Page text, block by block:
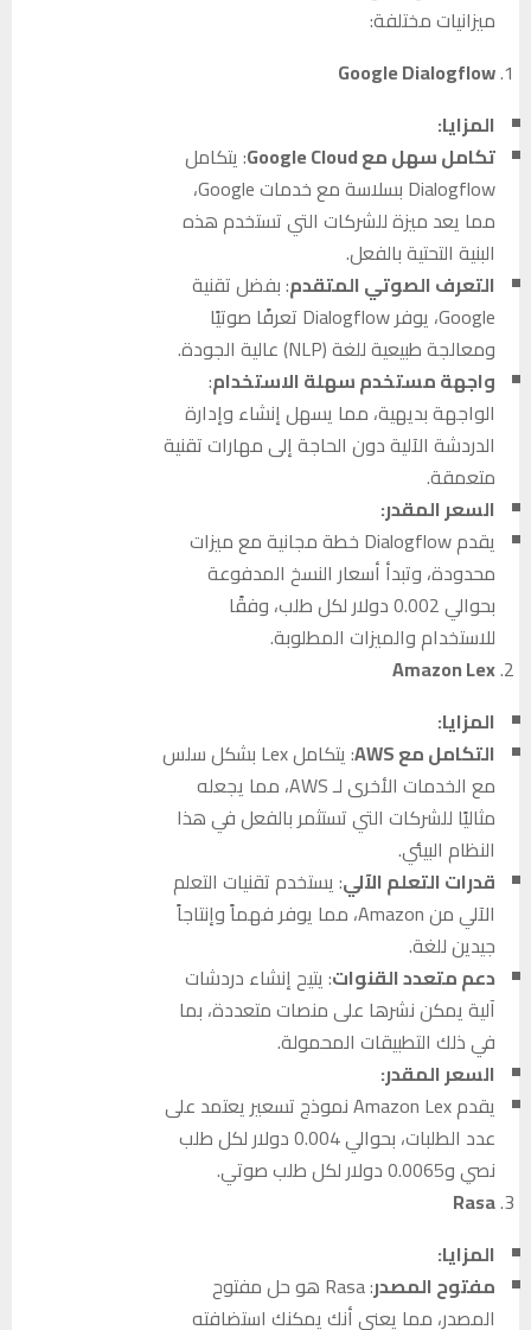
ميزانيات مختلفة:
Google Dialogflow
المزايا:
تكامل سهل مع Google Cloud
: يتكامل
Dialogflow بسلاسة مع خدمات Google،
مما يعد ميزة للشركات التي تستخدم هذه
البنية التحتية بالفعل.
التعرف الصوتي المتقدم: بفضل تقنية
Google، يوفر Dialogflow تعرفًا صوتيًا
ومعالجة طبيعية للغة (NLP) عالية الجودة.
واجهة مستخدم سهلة الاستخدام:
الواجهة بديهية، مما يسهل إنشاء وإدارة
الدردشة الآلية دون الحاجة إلى مهارات تقنية
متعمقة.
السعر المقدر:
يقدم Dialogflow خطة مجانية مع ميزات
محدودة، وتبدأ أسعار النسخ المدفوعة
بحوالي 0.002 دولار لكل طلب، وفقًا
للاستخدام والميزات المطلوبة.
Amazon Lex
المزايا:
التكامل مع AWS
: يتكامل Lex بشكل سلس
مع الخدمات الأخرى لـ AWS، مما يجعله
مثاليًا للشركات التي تستثمر بالفعل في هذا
النظام البيئي.
قدرات التعلم الآلي: يستخدم تقنيات التعلم
الآلي من Amazon، مما يوفر فهماً وإنتاجاً
جيدين للغة.
دعم متعدد القنوات: يتيح إنشاء دردشات
آلية يمكن نشرها على منصات متعددة، بما
في ذلك التطبيقات المحمولة.
السعر المقدر:
يقدم Amazon Lex نموذج تسعير يعتمد على
عدد الطلبات، بحوالي 0.004 دولار لكل طلب
نصي و0.0065 دولار لكل طلب صوتي.
Rasa
المزايا:
مفتوح المصدر
: Rasa هو حل مفتوح
المصدر، مما يعني أنك يمكنك استضافته